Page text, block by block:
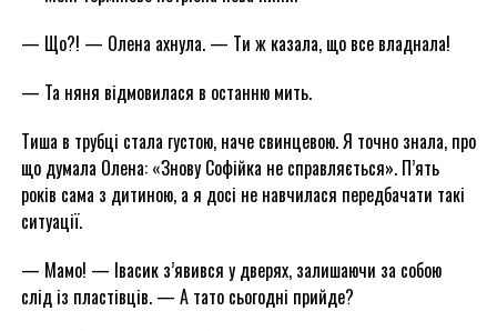
— Що?! — Олена ахнула. — Ти ж казала, що все владнала!
— Та няня відмовилася в останню мить.
Тиша в трубці стала густою, наче свинцевою. Я точно знала, про
що думала Олена: «Знову Софійка не справляється». П’ять
років сама з дитиною, а я досі не навчилася передбачати такі
ситуації.
— Мамо! — Івасик з’явився у дверях, залишаючи за собою
слід із пластівців. — А тато сьогодні прийде?